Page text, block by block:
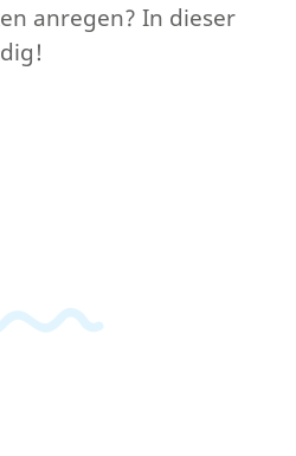
anregen? In dieser